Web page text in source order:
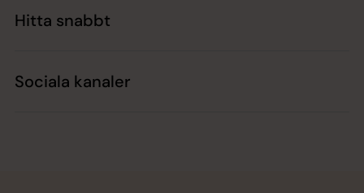
Hitta snabbt
Sociala kanaler